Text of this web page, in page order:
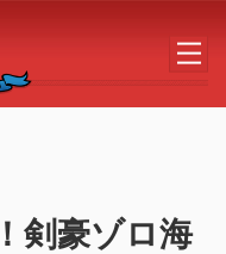
る
剣豪ゾロ海